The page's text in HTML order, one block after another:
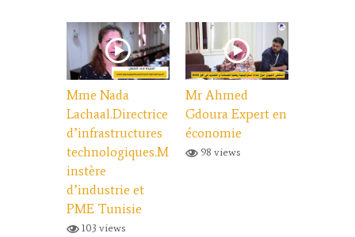
Mme Nada
Lachaal.Directrice
d’infrastructures
technologiques.M
instère
d’industrie et
PME Tunisie
103 views
Mr Ahmed
Gdoura Expert en
économie
98 views